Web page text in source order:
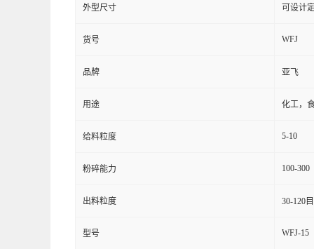
外型尺寸 可设计
货号 WFJ
品牌 亚飞
用途 化工，
给料粒度 5-10
粉碎能力 100-300
出料粒度 30-120目
型号 WFJ-15